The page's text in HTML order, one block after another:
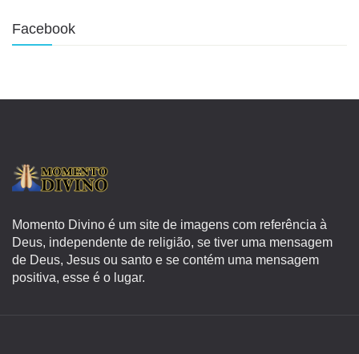
Facebook
Momento Divino é um site de imagens com referência à
Deus, independente de religião, se tiver uma mensagem
de Deus, Jesus ou santo e se contém uma mensagem
positiva, esse é o lugar.